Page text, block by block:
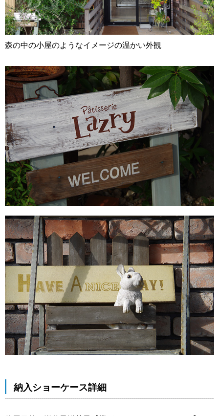
森の中の小屋のようなイメージの温かい外観
納入ショーケース詳細